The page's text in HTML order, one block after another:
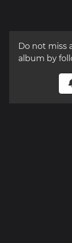
Do not miss
album by